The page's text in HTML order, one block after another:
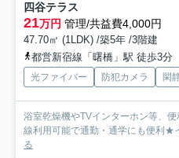
四谷テラス
21万円 管理/共益費4,000円
47.70㎡ (1LDK) /築5年 /3階建
都営新宿線「曙橋」駅 徒歩3分
光ファイバー 防犯カメラ 閑
浴室乾燥機やTVインターホン等、
線利用可能で通勤・通学にも便利★
る